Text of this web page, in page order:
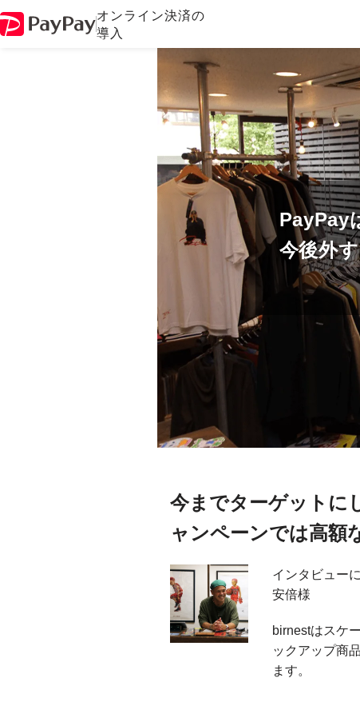
オンライン決済の
導入
PayPay
今後外
今までターゲットに
ャンペーンでは高額
インタビュー
安倍様
birnestはスケ
ックアップ商
ます。